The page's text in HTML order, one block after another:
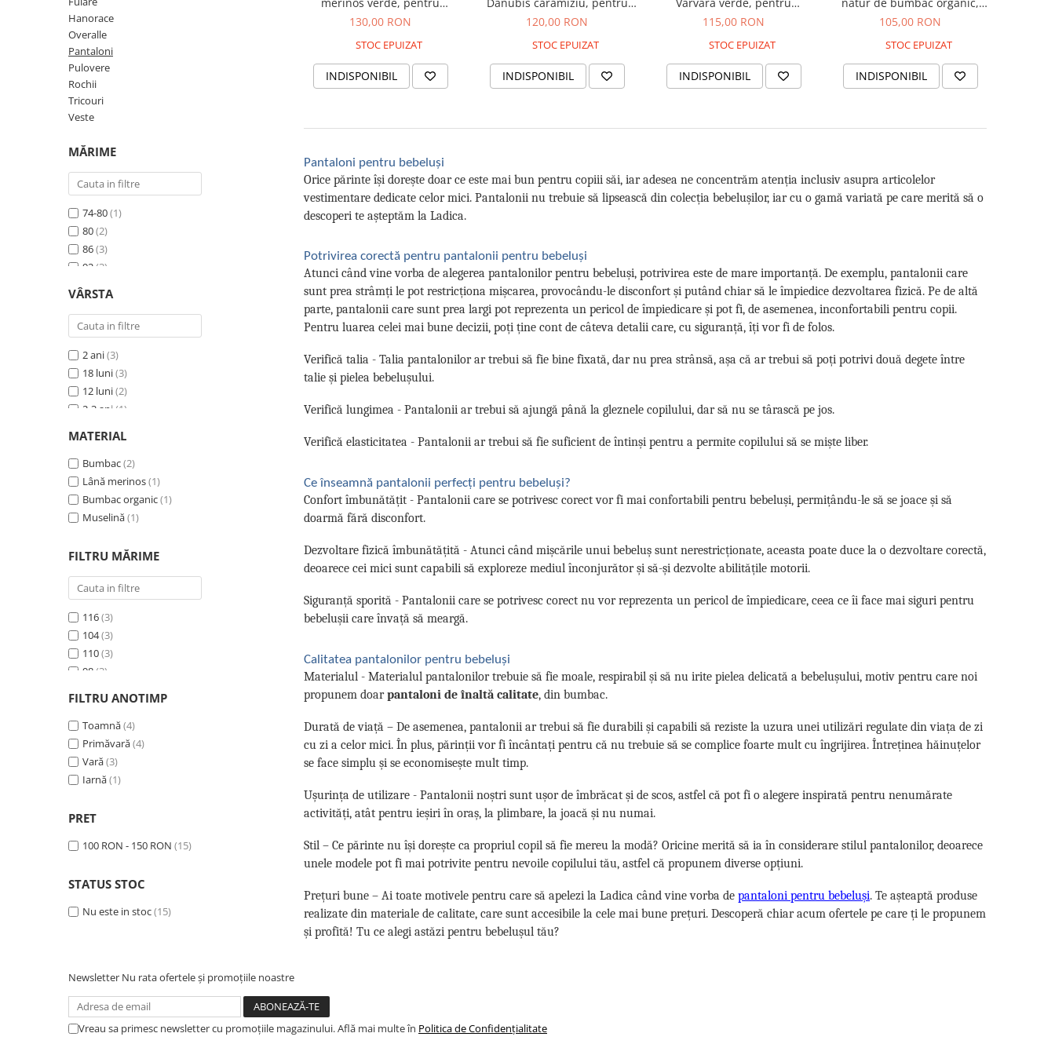
Hanorace
Overalle
Pantaloni
Pulovere
Rochii
Tricouri
Veste
MĂRIME
74-80(1)
80(2)
86(3)
92 (3)
98
104 (1)
110(1)
116(1)
122 (1)
128 (1)
VÂRSTA
2 ani(3)
18 luni(3)
12 luni(2)
2-3 ani (1)
8 ani (1)
7 ani (1)
6 ani (1)
5 ani (1)
4 ani(1)
MATERIAL
Bumbac(2)
Lână merinos(1)
Bumbac organic(1)
Muselină(1)
FILTRU MĂRIME
116(3)
104(3)
110(3)
98 (3)
86 (3)
128(2)
122(2)
80(2)
68(1)
FILTRU ANOTIMP
Toamnă(4)
Primăvară(4)
Vară(3)
Iarnă(1)
PRET
100 RON - 150 RON (15)
STATUS STOC
Nu este in stoc(15)
bebeluși, 12 luni
130,00 RON
STOC EPUIZAT
INDISPONIBIL
bebeluși și copii
120,00 RON
STOC EPUIZAT
INDISPONIBIL
bebeluși
115,00 RON
STOC EPUIZAT
INDISPONIBIL
pentru bebeluși
105,00 RON
STOC EPUIZAT
INDISPONIBIL
Pantaloni pentru bebeluși
Orice părinte își dorește doar ce este mai bun pentru copiii săi, iar adesea ne concentrăm atenția inclusiv asupra articolelor
vestimentare dedicate celor mici. Pantalonii nu trebuie să lipsească din colecția bebelușilor, iar cu o gamă variată pe care merită să o
descoperi te așteptăm la Ladica.
Potrivirea corectă pentru pantalonii pentru bebeluși
Atunci când vine vorba de alegerea pantalonilor pentru bebeluși, potrivirea este de mare importanță. De exemplu, pantalonii care
sunt prea strâmți le pot restricționa mișcarea, provocându-le disconfort și putând chiar să le împiedice dezvoltarea fizică. Pe de altă
parte, pantalonii care sunt prea largi pot reprezenta un pericol de împiedicare și pot fi, de asemenea, inconfortabili pentru copii.
Pentru luarea celei mai bune decizii, poți ține cont de câteva detalii care, cu siguranță, îți vor fi de folos.
Verifică talia - Talia pantalonilor ar trebui să fie bine fixată, dar nu prea strânsă, așa că ar trebui să poți potrivi două degete între
talie și pielea bebelușului.
Verifică lungimea - Pantalonii ar trebui să ajungă până la gleznele copilului, dar să nu se târască pe jos.
Verifică elasticitatea - Pantalonii ar trebui să fie suficient de întinși pentru a permite copilului să se miște liber.
Ce înseamnă pantalonii perfecți pentru bebeluși?
Confort îmbunătățit - Pantalonii care se potrivesc corect vor fi mai confortabili pentru bebeluși, permițându-le să se joace și să
doarmă fără disconfort.
Dezvoltare fizică îmbunătățită - Atunci când mișcările unui bebeluș sunt nerestricționate, aceasta poate duce la o dezvoltare corectă,
deoarece cei mici sunt capabili să exploreze mediul înconjurător și să-și dezvolte abilitățile motorii.
Siguranță sporită - Pantalonii care se potrivesc corect nu vor reprezenta un pericol de împiedicare, ceea ce îi face mai siguri pentru
bebelușii care învață să meargă.
Calitatea pantalonilor pentru bebeluși
Materialul - Materialul pantalonilor trebuie să fie moale, respirabil și să nu irite pielea delicată a bebelușului, motiv pentru care noi
propunem doarpantaloni de înaltă calitate, din bumbac.
Durată de viață – De asemenea, pantalonii ar trebui să fie durabili și capabili să reziste la uzura unei utilizări regulate din viața de zi
cu zi a celor mici. În plus, părinții vor fi încântați pentru că nu trebuie să se complice foarte mult cu îngrijirea. Întreținea hăinuțelor
se face simplu și se economisește mult timp.
Ușurința de utilizare - Pantalonii noștri sunt ușor de îmbrăcat și de scos, astfel că pot fi o alegere inspirată pentru nenumărate
activități, atât pentru ieșiri în oraș, la plimbare, la joacă și nu numai.
Stil – Ce părinte nu își dorește ca propriul copil să fie mereu la modă? Oricine merită să ia în considerare stilul pantalonilor, deoarece
unele modele pot fi mai potrivite pentru nevoile copilului tău, astfel că propunem diverse opțiuni.
Prețuri bune – Ai toate motivele pentru care să apelezi la Ladica când vine vorba de pantaloni pentru bebeluși. Te așteaptă produse
realizate din materiale de calitate, care sunt accesibile la cele mai bune prețuri. Descoperă chiar acum ofertele pe care ți le propunem
și profită! Tu ce alegi astăzi pentru bebelușul tău?
Newsletter Nu rata ofertele și promoțiile noastre
Vreau sa primesc newsletter cu promoțiile magazinului. Află mai multe în Politica de Confidențialitate